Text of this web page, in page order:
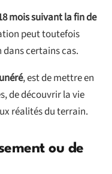
mois suivant la fin de
peut toutefois
certains cas.
, est de mettre en
de découvrir la vie
réalités du terrain.
ou de